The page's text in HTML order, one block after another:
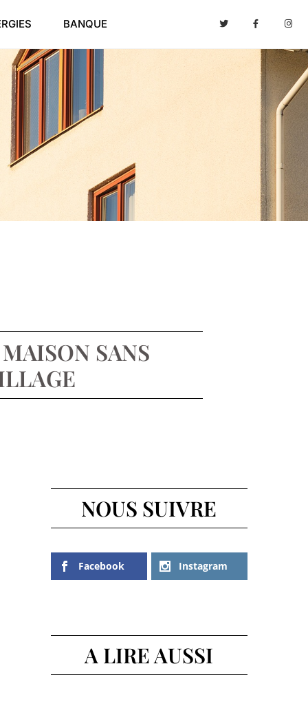
BANQUE
SANS
NOUS SUIVRE
Facebook Instagram
A LIRE AUSSI